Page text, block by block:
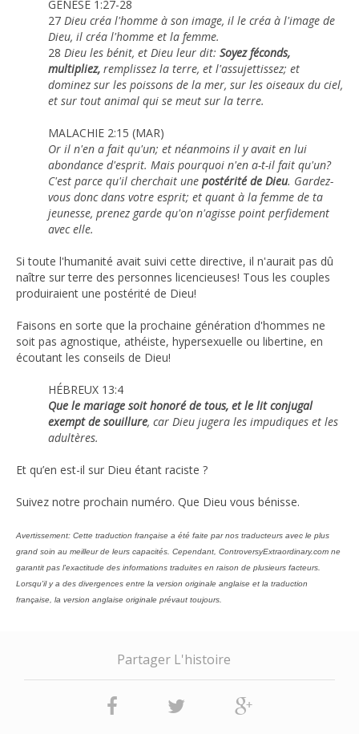
GENÈSE 1:27-28
27 Dieu créa l'homme à son image, il le créa à l'image de
Dieu, il créa l'homme et la femme.
28 Dieu les bénit, et Dieu leur dit: Soyez féconds,
multipliez, remplissez la terre, et l'assujettissez; et
dominez sur les poissons de la mer, sur les oiseaux du ciel,
et sur tout animal qui se meut sur la terre.
MALACHIE 2:15 (MAR)
Or il n'en a fait qu'un; et néanmoins il y avait en lui
abondance d'esprit. Mais pourquoi n'en a-t-il fait qu'un?
C'est parce qu'il cherchait une postérité de Dieu. Gardez-
vous donc dans votre esprit; et quant à la femme de ta
jeunesse, prenez garde qu'on n'agisse point perfidement
avec elle.
Si toute l'humanité avait suivi cette directive, il n'aurait pas dû
naître sur terre des personnes licencieuses! Tous les couples
produiraient une postérité de Dieu!
Faisons en sorte que la prochaine génération d'hommes ne
soit pas agnostique, athéiste, hypersexuelle ou libertine, en
écoutant les conseils de Dieu!
HÉBREUX 13:4
Que le mariage soit honoré de tous, et le lit conjugal
exempt de souillure, car Dieu jugera les impudiques et les
adultères.
Et qu’en est-il sur Dieu étant raciste ?
Suivez notre prochain numéro. Que Dieu vous bénisse.
Avertissement: Cette traduction française a été faite par nos traducteurs avec le plus
grand soin au meilleur de leurs capacités. Cependant, ControversyExtraordinary.com ne
garantit pas l'exactitude des informations traduites en raison de plusieurs facteurs.
Lorsqu'il y a des divergences entre la version originale anglaise et la traduction
française, la version anglaise originale prévaut toujours.
Partager L'histoire